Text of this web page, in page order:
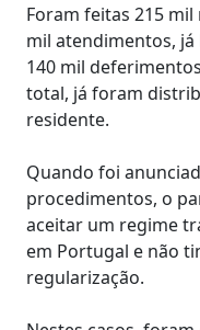
Foram feitas 215
mil atendimentos, já
140 mil
total, já foram
residente.
Quando foi
procedimentos, o
aceitar um regime
em Portugal e não
regularização.